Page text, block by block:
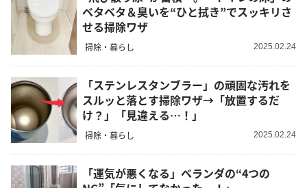
ベタベタ＆臭いを“ひと拭き”でスッキリさ
せる掃除ワザ
掃除・暮らし 2025.02.24
「ステンレスタンブラー」の頑固な汚れを
スルッと落とす掃除ワザ→「放置するだ
け？」「見違える…！」
掃除・暮らし 2025.02.24
「運気が悪くなる」ベランダの“4つの